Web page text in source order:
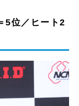
5位／ヒート2